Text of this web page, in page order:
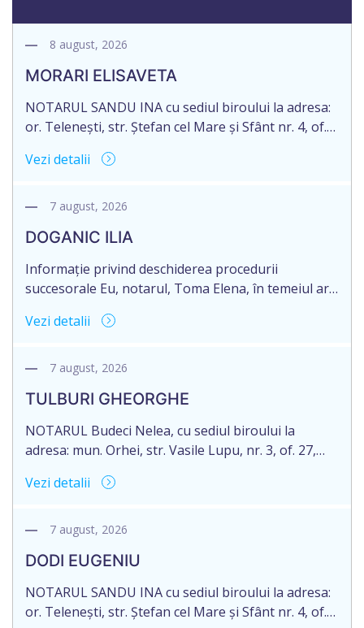
8 august, 2026
MORARI ELISAVETA
NOTARUL SANDU INA cu sediul biroului la adresa:
or. Telenești, str. Ștefan cel Mare și Sfânt nr. 4, of.
succesorale în urma decesului cet. MORARI
2005035073658, decedat/ă la data de 09.03.2026
Eliberarea certificatului de moștenitor este […]
Vezi detalii
7 august, 2026
DOGANIC ILIA
Informație privind deschiderea procedurii
succesorale Eu, notarul, Toma Elena, în temeiul art.
notific Moștenitorii/ persoană care are un interes
notariale în urma decesului cet. DOGANIC ILIA,
2007040006216. Eliberarea certificatului de
moștenitor este planificată în prealabil pentru […]
Vezi detalii
7 august, 2026
TULBURI GHEORGHE
NOTARUL Budeci Nelea, cu sediul biroului la
adresa: mun. Orhei, str. Vasile Lupu, nr. 3, of. 27,
în urma decesului cet. TULBURI GHEORGHE,
decedat/ă la 16 mai 2026. Eliberarea certificatului de
de 16.05.2027 termenul de opțiune pentru
acceptarea […]
Vezi detalii
7 august, 2026
DODI EUGENIU
NOTARUL SANDU INA cu sediul biroului la adresa:
or. Telenești, str. Ștefan cel Mare și Sfânt nr. 4, of.